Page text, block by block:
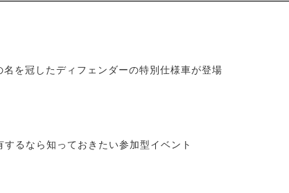
名を冠したディフェンダーの特別仕様車が登場
するなら知っておきたい参加型イベント